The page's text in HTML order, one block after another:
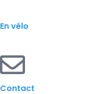
En vélo
Contact